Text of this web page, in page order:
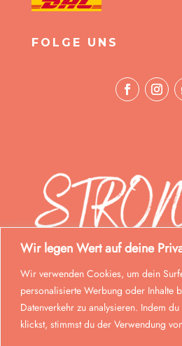
Wir legen Wert auf deine
Wir verwenden Cookies, um dein
personalisierte Werbung oder Inhalte
Datenverkehr zu analysieren. Indem
klickst, stimmst du der Verwendung
FOLGE UNS